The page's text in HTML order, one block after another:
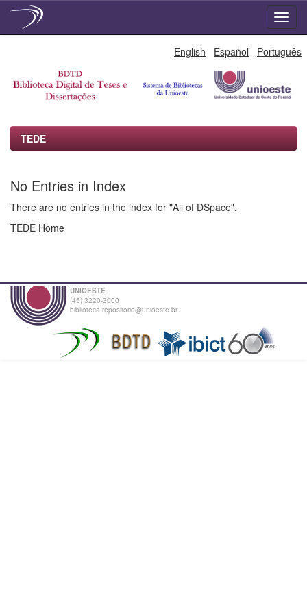
English Español Português
TEDE
No Entries in Index
There are no entries in the index for "All of DSpace".
TEDE Home
UNIOESTE
(45) 3220-3000
biblioteca.repositorio@unioeste.br